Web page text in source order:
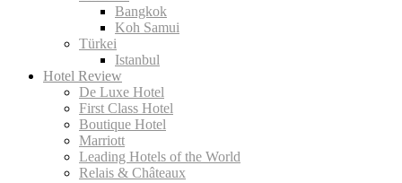
Bangkok
Koh Samui
Türkei
Istanbul
Hotel Review
De Luxe Hotel
First Class Hotel
Boutique Hotel
Marriott
Leading Hotels of the World
Relais & Châteaux